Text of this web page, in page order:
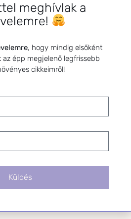
az
alján található
meghívlak a
, hogy mindig elsőként
az épp megjelenő legfrissebb
cikkeimről!
Küldés